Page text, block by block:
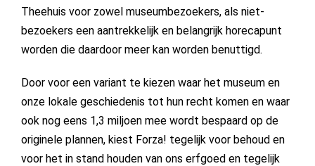
Theehuis voor zowel museumbezoekers, als niet-
bezoekers een aantrekkelijk en belangrijk horecapunt
worden die daardoor meer kan worden benuttigd.
Door voor een variant te kiezen waar het museum en
onze lokale geschiedenis tot hun recht komen en waar
ook nog eens 1,3 miljoen mee wordt bespaard op de
originele plannen, kiest Forza! tegelijk voor behoud en
voor het in stand houden van ons erfgoed en tegelijk